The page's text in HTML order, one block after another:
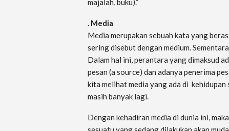
majalah, buku).”
. Media
Media merupakan sebuah kata yang
sering disebut dengan medium.
Dalam hal ini, perantara yang dimaksud
pesan (a source) dan adanya penerima
kita melihat media yang ada di
masih banyak lagi.
Dengan kehadiran media di dunia ini,